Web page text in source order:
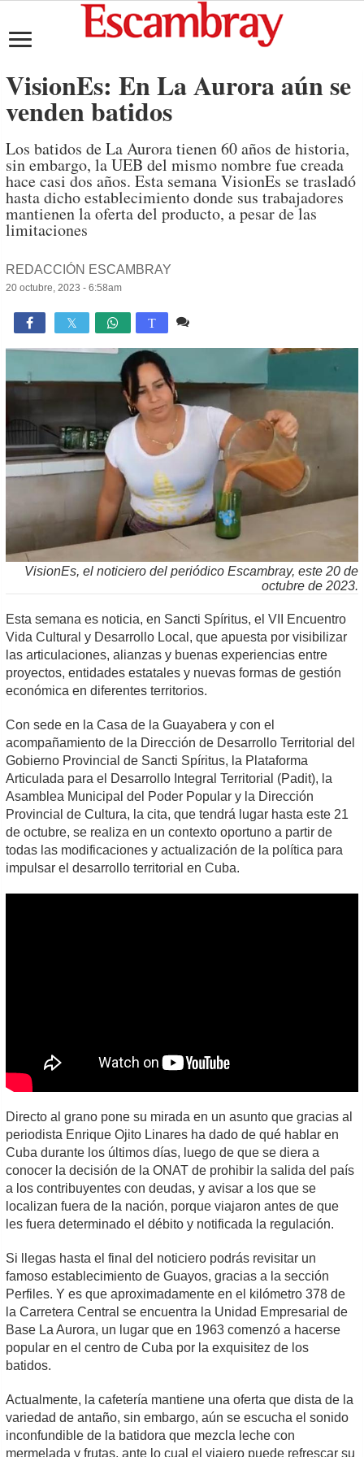
VisionEs: En La Aurora aún se
venden batidos
Los batidos de La Aurora tienen 60 años de historia,
sin embargo, la UEB del mismo nombre fue creada
hace casi dos años. Esta semana VisionEs se trasladó
hasta dicho establecimiento donde sus trabajadores
mantienen la oferta del producto, a pesar de las
limitaciones
REDACCIÓN ESCAMBRAY
20 octubre, 2023 - 6:58am
 T
VisionEs, el noticiero del periódico Escambray, este 20 de
octubre de 2023.
Esta semana es noticia, en Sancti Spíritus, el VII Encuentro
Vida Cultural y Desarrollo Local, que apuesta por visibilizar
las articulaciones, alianzas y buenas experiencias entre
proyectos, entidades estatales y nuevas formas de gestión
económica en diferentes territorios.
Con sede en la Casa de la Guayabera y con el
acompañamiento de la Dirección de Desarrollo Territorial del
Gobierno Provincial de Sancti Spíritus, la Plataforma
Articulada para el Desarrollo Integral Territorial (Padit), la
Asamblea Municipal del Poder Popular y la Dirección
Provincial de Cultura, la cita, que tendrá lugar hasta este 21
de octubre, se realiza en un contexto oportuno a partir de
todas las modificaciones y actualización de la política para
impulsar el desarrollo territorial en Cuba.
Directo al grano pone su mirada en un asunto que gracias al
periodista Enrique Ojito Linares ha dado de qué hablar en
Cuba durante los últimos días, luego de que se diera a
conocer la decisión de la ONAT de prohibir la salida del país
a los contribuyentes con deudas, y avisar a los que se
localizan fuera de la nación, porque viajaron antes de que
les fuera determinado el débito y notificada la regulación.
Si llegas hasta el final del noticiero podrás revisitar un
famoso establecimiento de Guayos, gracias a la sección
Perfiles. Y es que aproximadamente en el kilómetro 378 de
la Carretera Central se encuentra la Unidad Empresarial de
Base La Aurora, un lugar que en 1963 comenzó a hacerse
popular en el centro de Cuba por la exquisitez de los
batidos.
Actualmente, la cafetería mantiene una oferta que dista de la
variedad de antaño, sin embargo, aún se escucha el sonido
inconfundible de la batidora que mezcla leche con
mermelada y frutas, ante lo cual el viajero puede refrescar su